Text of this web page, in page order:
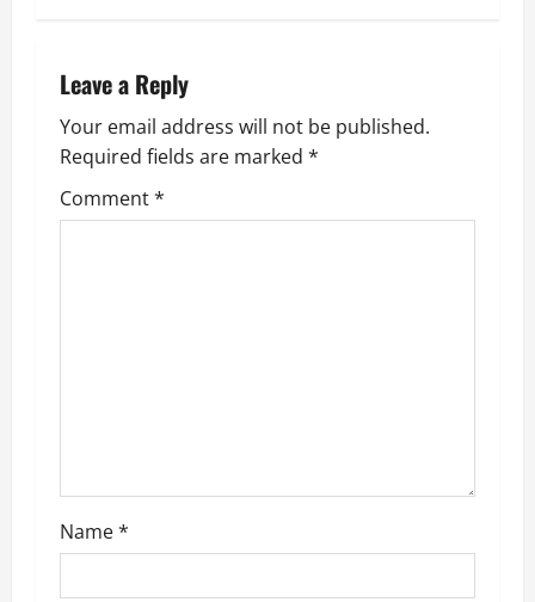
a
v
i
g
Leave a Reply
Your email address will not be published.
Required fields are marked *
Comment*
Name*